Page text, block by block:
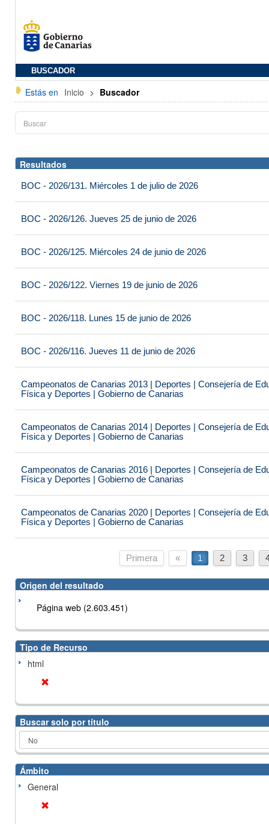
BUSCADOR
Estás en Inicio > Buscador
Resultados
BOC - 2026/131. Miércoles 1 de julio de 2026
BOC - 2026/126. Jueves 25 de junio de 2026
BOC - 2026/125. Miércoles 24 de junio de 2026
BOC - 2026/122. Viernes 19 de junio de 2026
BOC - 2026/118. Lunes 15 de junio de 2026
BOC - 2026/116. Jueves 11 de junio de 2026
Campeonatos de Canarias 2013 | Deportes | Consejería de
Física y Deportes | Gobierno de Canarias
Campeonatos de Canarias 2014 | Deportes | Consejería de
Física y Deportes | Gobierno de Canarias
Campeonatos de Canarias 2016 | Deportes | Consejería de
Física y Deportes | Gobierno de Canarias
Campeonatos de Canarias 2020 | Deportes | Consejería de
Física y Deportes | Gobierno de Canarias
Primera « 1 2 3
Origen del resultado
Página web (2.603.451)
Tipo de Recurso
html
Buscar solo por título
Ámbito
General